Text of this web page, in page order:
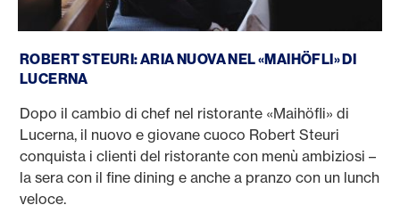
ROBERT STEURI: ARIA NUOVA NEL «MAIHÖFLI» DI
LUCERNA
Dopo il cambio di chef nel ristorante «Maihöfli» di
Lucerna, il nuovo e giovane cuoco Robert Steuri
conquista i clienti del ristorante con menù ambiziosi –
la sera con il fine dining e anche a pranzo con un lunch
veloce.